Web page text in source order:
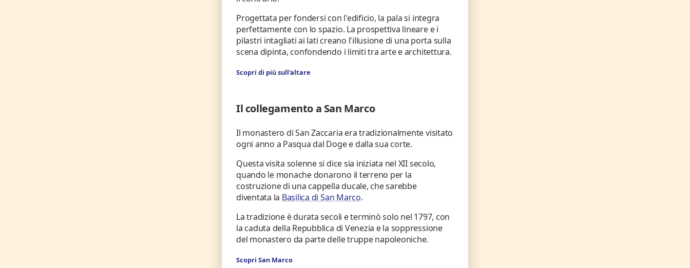
Progettata per fondersi con l'edificio, la pala si integra
perfettamente con lo spazio. La prospettiva lineare e i
pilastri intagliati ai lati creano l'illusione di una porta sulla
scena dipinta, confondendo i limiti tra arte e architettura.
Scopri di più sull'altare
Il collegamento a San Marco
Il monastero di San Zaccaria era tradizionalmente visitato
ogni anno a Pasqua dal Doge e dalla sua corte.
Questa visita solenne si dice sia iniziata nel XII secolo,
quando le monache donarono il terreno per la
costruzione di una cappella ducale, che sarebbe
diventata la Basilica di San Marco.
La tradizione è durata secoli e terminò solo nel 1797, con
la caduta della Repubblica di Venezia e la soppressione
del monastero da parte delle truppe napoleoniche.
Scopri San Marco